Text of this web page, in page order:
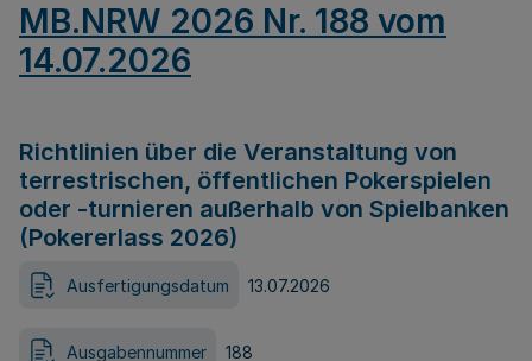
MB.NRW 2026 Nr. 188 vom
14.07.2026
Richtlinien über die Veranstaltung von
terrestrischen, öffentlichen Pokerspielen
oder -turnieren außerhalb von Spielbanken
(Pokererlass 2026)
Ausfertigungsdatum 13.07.2026
Ausgabennummer 188